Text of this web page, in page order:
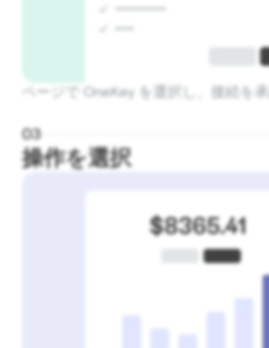
ページで OneKey を選択し、接続を
03
操作を選択